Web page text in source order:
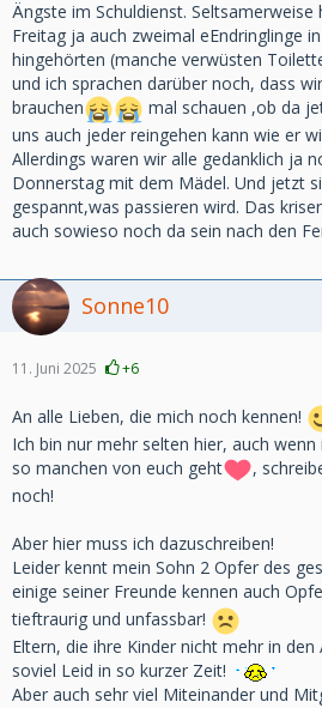
Denn ich vermute, ihr werdet dazu
Schülern darüber zu reden und
sein.
Ich finde es großartig, dass du dich
verstehen zu wollen und deshalb
wenig genauer hinschaust.
Ängste im Schuldienst.
Freitag ja auch zweimal eEndringlinge
hingehörten (manche verwüsten
und ich sprachen darüber noch, dass
brauchen
mal schauen ,ob da
uns auch jeder reingehen kann wie er
Allerdings waren wir alle gedanklich ja
Donnerstag mit dem Mädel. Und jetzt
gespannt,was passieren wird. Das
auch sowieso noch da sein nach den
Sonne10
11. Juni 2025 +6
An alle Lieben, die mich noch kennen!
Ich bin nur mehr selten hier, auch
so manchen von euch geht
,
noch!
Aber hier muss ich dazuschreiben!
Leider kennt mein Sohn 2 Opfer des
einige seiner Freunde kennen auch
tieftraurig und unfassbar!
Eltern, die ihre Kinder nicht mehr in
soviel Leid in so kurzer Zeit!
Aber auch sehr viel Miteinander und